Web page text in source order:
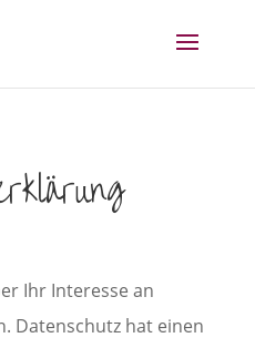
Ihr Interesse an
Datenschutz hat einen